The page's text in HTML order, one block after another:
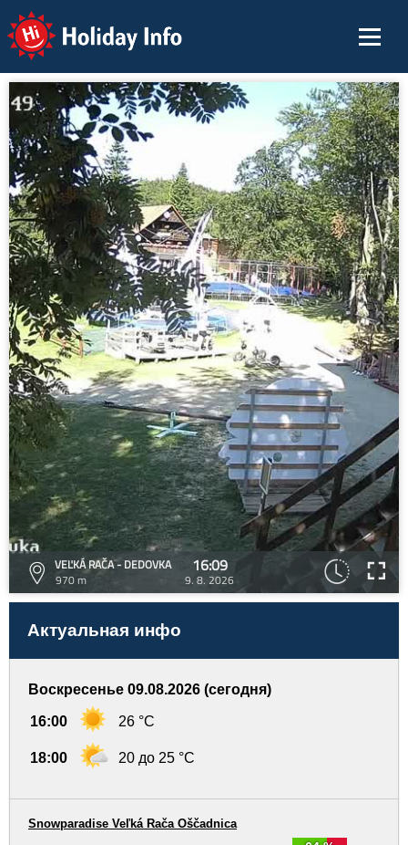
Holiday Info
VEĽKÁ RAČA - DEDOVKA
970 m
16:09
9. 8. 2026
Актуальная инфо
Воскресенье 09.08.2026 (сегодня)
16:00 26 °C
18:00 20 до 25 °C
Snowparadise Veľká Rača Oščadnica